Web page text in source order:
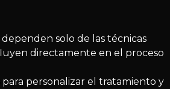
dependen solo de las técnicas
directamente en el proceso
para personalizar el tratamiento y